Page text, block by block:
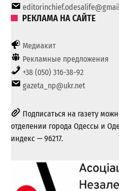
РЕКЛАМА НА САЙТЕ
Медиакит
Рекламные предложения
+38 (050) 316-38-92
gazeta_np@ukr.net
Подписаться на газету
отделении города Одессы и
индекс — 96217.